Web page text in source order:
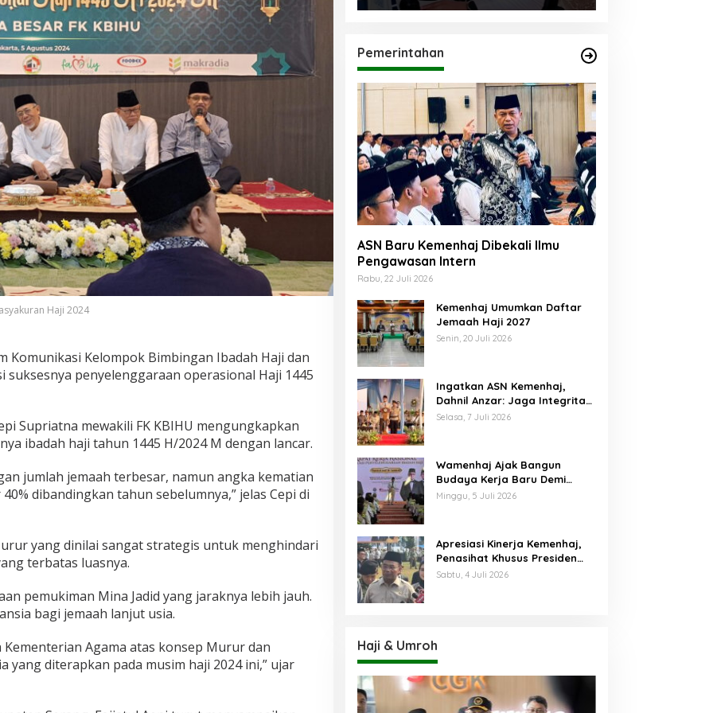
Haji 2024
Komunikasi Kelompok Bimbingan Ibadah Haji dan
suksesnya penyelenggaraan operasional Haji 1445
Supriatna mewakili FK KBIHU mengungkapkan
ibadah haji tahun 1445 H/2024 M dengan lancar.
jumlah jemaah terbesar, namun angka kematian
dibandingkan tahun sebelumnya,” jelas Cepi di
yang dinilai sangat strategis untuk menghindari
terbatas luasnya.
pemukiman Mina Jadid yang jaraknya lebih jauh.
bagi jemaah lanjut usia.
Agama atas konsep Murur dan
yang diterapkan pada musim haji 2024 ini,” ujar
Pemerintahan
ASN Baru Kemenhaj Dibekali Ilmu
Pengawasan Intern
Rabu, 22 Juli 2026
Kemenhaj Umumkan Daftar
Jemaah Haji 2027
Senin, 20 Juli 2026
Ingatkan ASN Kemenhaj,
Dahnil Anzar: Jaga Integritas,
Hentikan Praktik Menjadikan
Selasa, 7 Juli 2026
Wamenhaj Ajak Bangun
Budaya Kerja Baru Demi
Pelayanan Terbaik bagi
Minggu, 5 Juli 2026
Apresiasi Kinerja Kemenhaj,
Penasihat Khusus Presiden
Nilai Transisi
Sabtu, 4 Juli 2026
Haji & Umroh